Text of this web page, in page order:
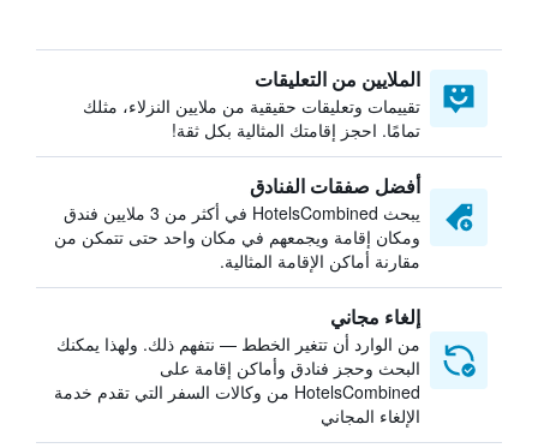
الملايين من التعليقات
تقييمات وتعليقات حقيقية من ملايين النزلاء، مثلك
تمامًا. احجز إقامتك المثالية بكل ثقة!
أفضل صفقات الفنادق
يبحث HotelsCombined في أكثر من 3 ملايين فندق
ومكان إقامة ويجمعهم في مكان واحد حتى تتمكن من
مقارنة أماكن الإقامة المثالية.
إلغاء مجاني
من الوارد أن تتغير الخطط — نتفهم ذلك. ولهذا يمكنك
البحث وحجز فنادق وأماكن إقامة على
HotelsCombined من وكالات السفر التي تقدم خدمة
الإلغاء المجاني